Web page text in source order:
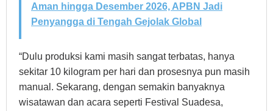
Aman hingga Desember 2026, APBN Jadi
Penyangga di Tengah Gejolak Global
“Dulu produksi kami masih sangat terbatas, hanya
sekitar 10 kilogram per hari dan prosesnya pun masih
manual. Sekarang, dengan semakin banyaknya
wisatawan dan acara seperti Festival Suadesa,